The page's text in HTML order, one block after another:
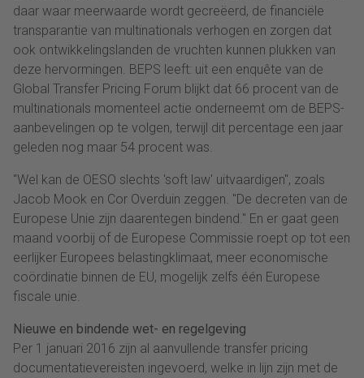
daar waar meerwaarde wordt gecreëerd, de financiële
transparantie van multinationals verhogen en zorgen dat
ook ontwikkelingslanden de vruchten kunnen plukken van
deze hervormingen. BEPS leeft: uit een enquête van de
Global Transfer Pricing Forum blijkt dat 66 procent van de
multinationals momenteel actie onderneemt om de BEPS-
aanbevelingen op te volgen, terwijl dit percentage een jaar
geleden nog maar 54 procent was.
"Wel kan de OESO slechts 'soft law' uitvaardigen", zoals
Jacob Mook en Cor Overduin zeggen. "De decreten van de
Europese Unie zijn daarentegen bindend." En er gaat geen
maand voorbij of de Europese Commissie roept op tot een
eerlijker Europees belastingklimaat, meer economische
coördinatie binnen de EU, mogelijk zelfs één Europese
fiscale unie.
Nieuwe en bindende wet- en regelgeving
Per 1 januari 2016 zijn al aanvullende transfer pricing
documentatievereisten ingevoerd, welke in lijn zijn met de